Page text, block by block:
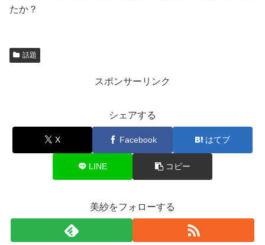
たか？
話題
スポンサーリンク
シェアする
X Facebook はてブ
LINE コピー
美紗をフォローする